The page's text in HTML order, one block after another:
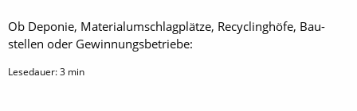
Ob Deponie, Materialumschlagplätze, Recyclinghöfe, Bau­
stellen oder Gewinnungsbetriebe:
Lesedauer:3 min